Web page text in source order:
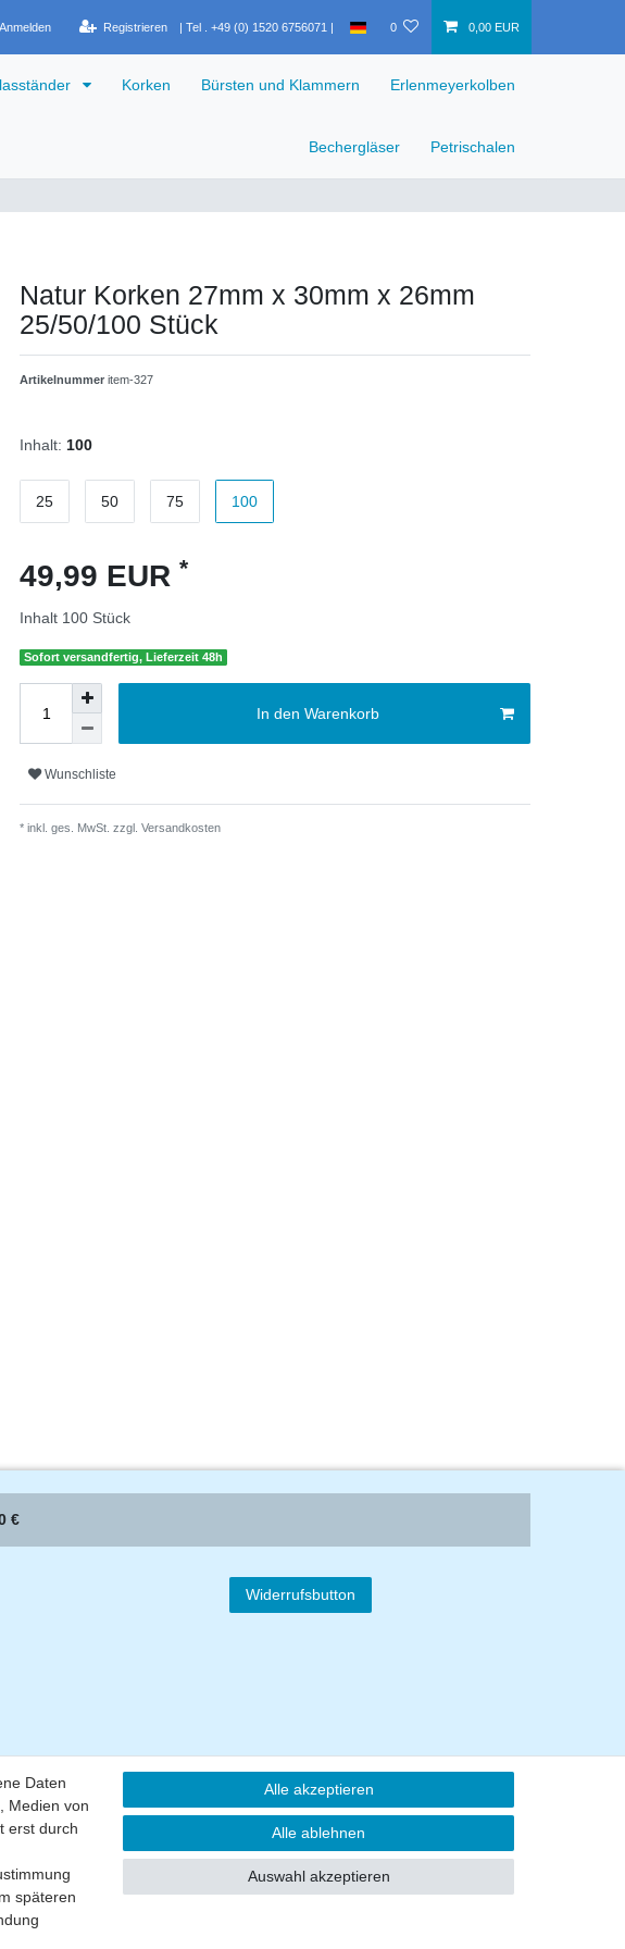
Anmelden Registrieren 0 0,00 EUR
Korken Bürsten und Klammern Erlenmeyerkolben
Bechergläser Petrischalen
Natur Korken 27mm x 30mm x 26mm
25/50/100 Stück
Artikelnummer item-327
Inhalt: 100
25 50 75 100
49,99 EUR *
Inhalt 100 Stück
Sofort versandfertig, Lieferzeit 48h
In den Warenkorb
Wunschliste
* inkl. ges. MwSt. zzgl. Versandkosten
€
Widerrufsbutton
Daten
Medien von
erst durch
späteren
Alle akzeptieren
Alle ablehnen
Auswahl akzeptieren